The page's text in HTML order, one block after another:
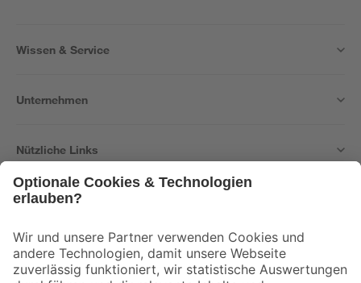
Wissen & Service
Unternehmen
Nützliche Links
Der toom Newsletter: Keine Angebote und Aktionen mehr verpassen!
Zur Newsletter Anmeldung